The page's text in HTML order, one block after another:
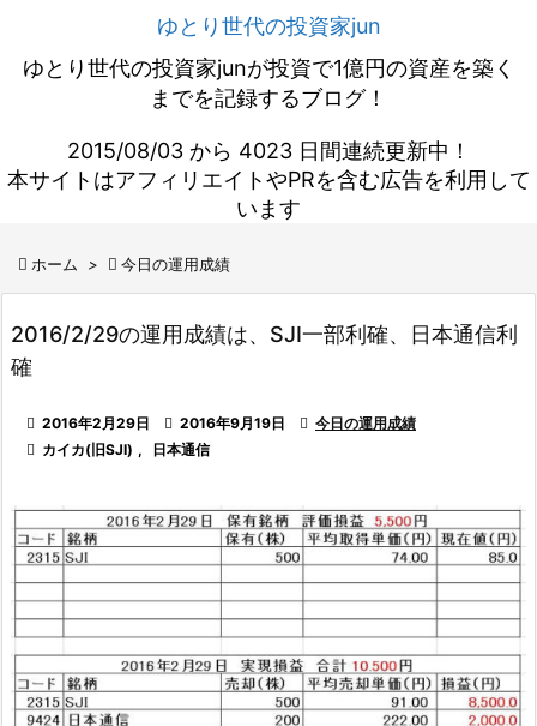
ゆとり世代の投資家jun
ゆとり世代の投資家junが投資で1億円の資産を築く
までを記録するブログ！
2015/08/03 から 4023 日間連続更新中！
本サイトはアフィリエイトやPRを含む広告を利用して
います
 ホーム >  今日の運用成績
2016/2/29の運用成績は、SJI一部利確、日本通信利
確
 2016年2月29日  2016年9月19日  今日の運用成績
 カイカ(旧SJI) , 日本通信